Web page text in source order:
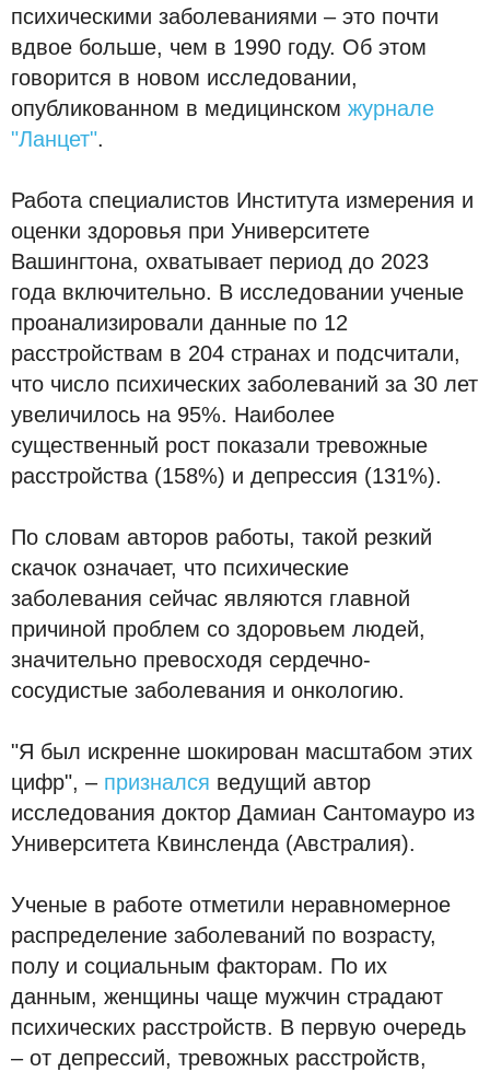
психическими заболеваниями – это почти
вдвое больше, чем в 1990 году. Об этом
говорится в новом исследовании,
опубликованном в медицинском журнале
"Ланцет".
Работа специалистов Института измерения и
оценки здоровья при Университете
Вашингтона, охватывает период до 2023
года включительно. В исследовании ученые
проанализировали данные по 12
расстройствам в 204 странах и подсчитали,
что число психических заболеваний за 30 лет
увеличилось на 95%. Наиболее
существенный рост показали тревожные
расстройства (158%) и депрессия (131%).
По словам авторов работы, такой резкий
скачок означает, что психические
заболевания сейчас являются главной
причиной проблем со здоровьем людей,
значительно превосходя сердечно-
сосудистые заболевания и онкологию.
"Я был искренне шокирован масштабом этих
цифр", – признался ведущий автор
исследования доктор Дамиан Сантомауро из
Университета Квинсленда (Австралия).
Ученые в работе отметили неравномерное
распределение заболеваний по возрасту,
полу и социальным факторам. По их
данным, женщины чаще мужчин страдают
психических расстройств. В первую очередь
– от депрессий, тревожных расстройств,